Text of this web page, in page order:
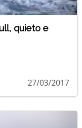
quieto e
27/03/2017